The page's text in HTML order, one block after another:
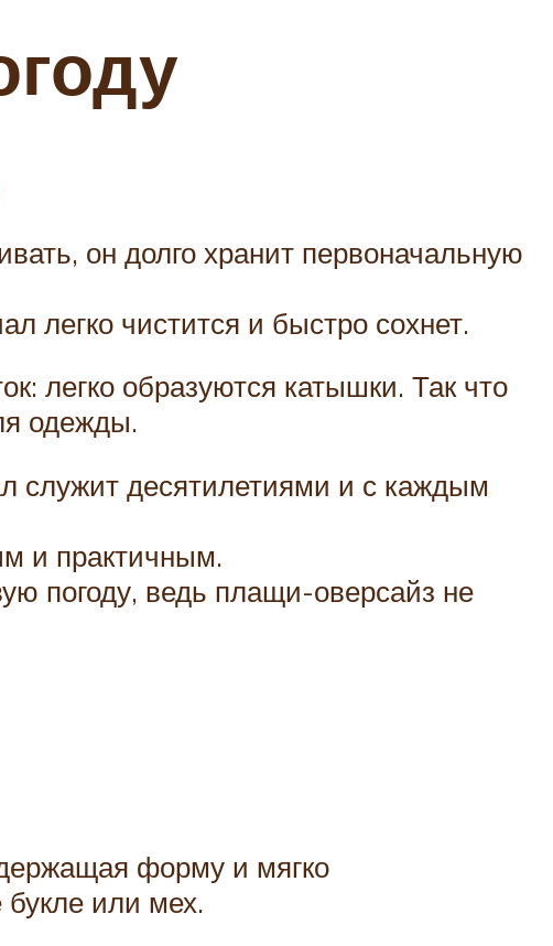
он долго хранит первоначальную
легко чистится и быстро сохнет.
легко образуются катышки. Так что
одежды.
служит десятилетиями и с каждым
и практичным.
погоду, ведь плащи-оверсайз не
форму и мягко
или мех.